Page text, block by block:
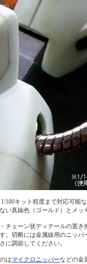
1/100キット程度まで対応可能
い真鍮色（ゴールド）とメッ
チェーン状ディテールの置
。切断には金属線用のニッ
に調節してください。
はマイクロニッパーなどの金